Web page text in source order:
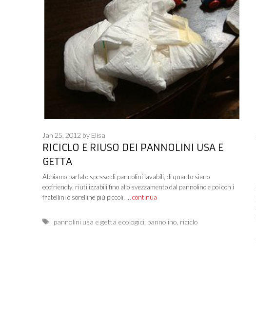
RICICLO E RIUSO DEI PANNOLINI USA E
GETTA
Jan 25, 2012 by Elisa
Abbiamo parlato spesso di pannolini lavabili, di quanto siano
ecofriendly, riutilizzabili fino allo svezzamento dal pannolino e poi con i
fratellini o sorelline più piccoli, … continua
Tags
pannolini usa e getta ecologici pannolino riciclo